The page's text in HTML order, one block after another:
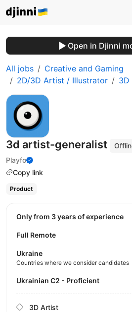
Open in Djinni
All jobs
Creative and Gaming
2D/3D Artist / Illustrator
3D
3d artist-generalist
Playfo
Copy link
Product
Only from 3 years of experience
Full Remote
Ukraine
Countries where we consider candidates
Ukrainian C2 - Proficient
3D Artist